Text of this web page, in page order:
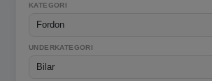
KATEGORI
UNDERKATEGORI